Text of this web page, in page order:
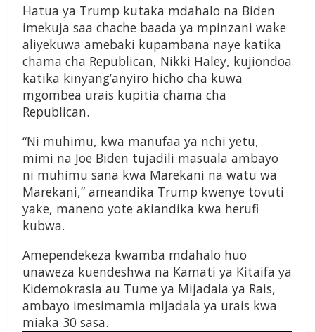
Hatua ya Trump kutaka mdahalo na Biden
imekuja saa chache baada ya mpinzani wake
aliyekuwa amebaki kupambana naye katika
chama cha Republican, Nikki Haley, kujiondoa
katika kinyang’anyiro hicho cha kuwa
mgombea urais kupitia chama cha
Republican.
“Ni muhimu, kwa manufaa ya nchi yetu,
mimi na Joe Biden tujadili masuala ambayo
ni muhimu sana kwa Marekani na watu wa
Marekani,” ameandika Trump kwenye tovuti
yake, maneno yote akiandika kwa herufi
kubwa.
Amependekeza kwamba mdahalo huo
unaweza kuendeshwa na Kamati ya Kitaifa ya
Kidemokrasia au Tume ya Mijadala ya Rais,
ambayo imesimamia mijadala ya urais kwa
miaka 30 sasa.